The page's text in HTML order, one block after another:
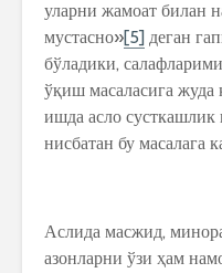
уларни жамоат билан
мустасно»[5] деган
бўладики,
ўқиш масаласига жуда
ишда асло сусткашлик
нисбатан бу масалага
Аслида масжид,
азонларни ўзи ҳам